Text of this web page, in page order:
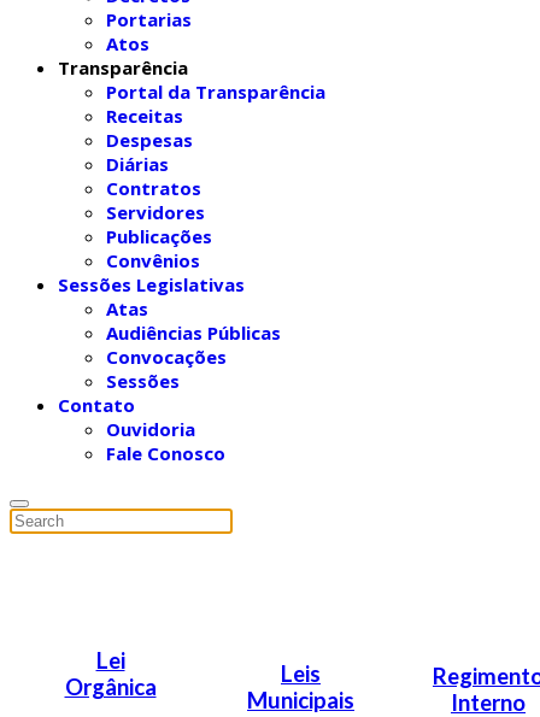
Portarias
Atos
Transparência
Portal da Transparência
Receitas
Despesas
Diárias
Contratos
Servidores
Publicações
Convênios
Sessões Legislativas
Atas
Audiências Públicas
Convocações
Sessões
Contato
Ouvidoria
Fale Conosco
Lei
Orgânica
Leis
Municipais
Interno